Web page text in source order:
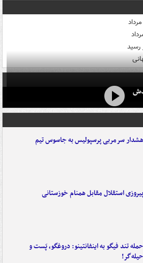
هشدار سرمربی پرسپولیس به جاسوس تیم
پیروزی استقلال مقابل همنام خوزستانی
حمله تند فیگو به اینفانتینو: دروغگو، پَست‌ و
حیله‌گر!